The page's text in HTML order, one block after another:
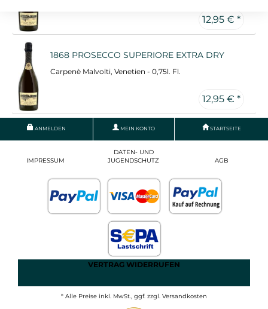
12,95 € *
1868 PROSECCO SUPERIORE EXTRA DRY
Carpenè Malvolti, Venetien - 0,75l. Fl.
12,95 € *
ANMELDEN MEIN KONTO STARTSEITE
IMPRESSUM
DATEN- UND
JUGENDSCHUTZ
AGB
VERTRAG WIDERRUFEN
* Alle Preise inkl. MwSt., ggf. zzgl. Versandkosten